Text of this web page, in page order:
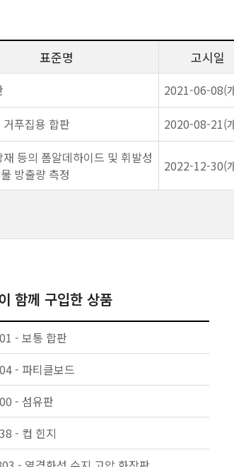
표준명 고시일
2021-06-08(
푸집용 합판 2020-08-21(
등의 폼알데하이드 및 휘발성
방출량 측정
2022-12-30(
함께 구입한 상품
- 보통 합판
- 파티클보드
- 섬유판
- 컵 힌지